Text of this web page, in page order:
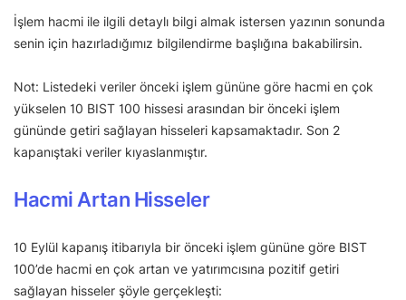
İşlem hacmi ile ilgili detaylı bilgi almak istersen yazının sonunda
senin için hazırladığımız bilgilendirme başlığına bakabilirsin.
Not: Listedeki veriler önceki işlem gününe göre hacmi en çok
yükselen 10 BIST 100 hissesi arasından bir önceki işlem
gününde getiri sağlayan hisseleri kapsamaktadır. Son 2
kapanıştaki veriler kıyaslanmıştır.
Hacmi Artan Hisseler
10 Eylül kapanış itibarıyla bir önceki işlem gününe göre BIST
100’de hacmi en çok artan ve yatırımcısına pozitif getiri
sağlayan hisseler şöyle gerçekleşti: